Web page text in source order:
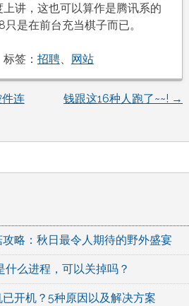
讲，这也可以算作是腾讯系的
是在前台充当棋子而已。
标签： 招聘、 网站
连
钱跟这16种人跑了~~! →
略：秋日最令人期待的野外盛宴
么进程，可以关掉吗？
开机？5种原因以及解决方案